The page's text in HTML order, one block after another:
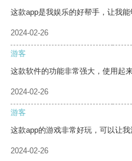
这款app是我娱乐的好帮手，让我能
2024-02-26
游客
这款软件的功能非常强大，使用起来
2024-02-26
游客
这款app的游戏非常好玩，可以让我
2024-02-26